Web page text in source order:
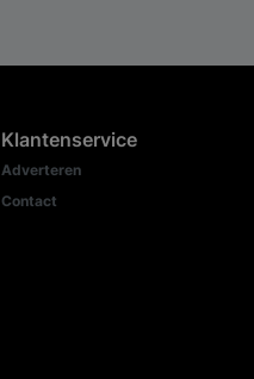
Klantenservice
Adverteren
Contact